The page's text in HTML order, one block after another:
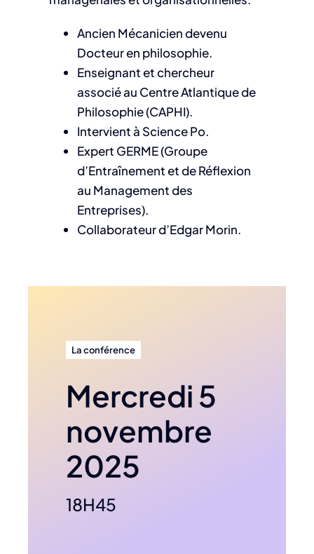
Ancien Mécanicien devenu
Docteur en philosophie.
Enseignant et chercheur
associé au Centre Atlantique de
Philosophie (CAPHI).
Intervient à Science Po.
Expert GERME (Groupe
d’Entraînement et de Réflexion
au Management des
Entreprises).
Collaborateur d’Edgar Morin.
La conférence
Mercredi 5
novembre
2025
18H45